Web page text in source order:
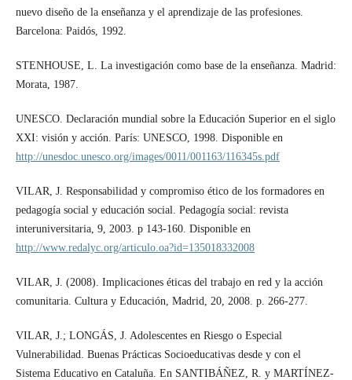
nuevo diseño de la enseñanza y el aprendizaje de las profesiones.
Barcelona: Paidós, 1992.
STENHOUSE, L. La investigación como base de la enseñanza. Madrid:
Morata, 1987.
UNESCO. Declaración mundial sobre la Educación Superior en el siglo
XXI: visión y acción. París: UNESCO, 1998. Disponible en
http://unesdoc.unesco.org/images/0011/001163/116345s.pdf
VILAR, J. Responsabilidad y compromiso ético de los formadores en
pedagogía social y educación social. Pedagogía social: revista
interuniversitaria, 9, 2003. p 143-160. Disponible en
http://www.redalyc.org/articulo.oa?id=135018332008
VILAR, J. (2008). Implicaciones éticas del trabajo en red y la acción
comunitaria. Cultura y Educación, Madrid, 20, 2008. p. 266-277.
VILAR, J.; LONGÁS, J. Adolescentes en Riesgo o Especial
Vulnerabilidad. Buenas Prácticas Socioeducativas desde y con el
Sistema Educativo en Cataluña. En SANTIBÁÑEZ, R. y MARTÍNEZ-